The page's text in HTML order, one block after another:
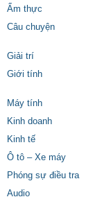
Ẩm thực
Câu chuyện
Giải trí
Giới tính
Máy tính
Kinh doanh
Kinh tế
Ô tô – Xe máy
Phóng sự điều tra
Audio